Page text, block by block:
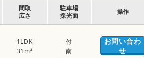
間取
広さ
駐車場
採光面
操作
1LDK
31m²
付
南
お問い合わ
せ